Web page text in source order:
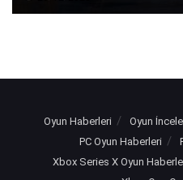
Oyun Haberleri Oyun
PC Oyun Haberleri
Xbox Series X Oyun